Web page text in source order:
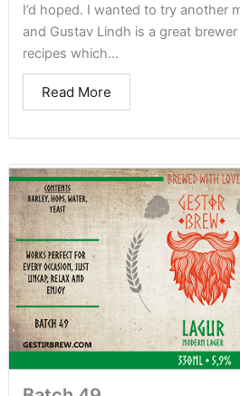
I’d hoped. I wanted to try another
and Gustav Lindh is a great
recipes which...
Read More